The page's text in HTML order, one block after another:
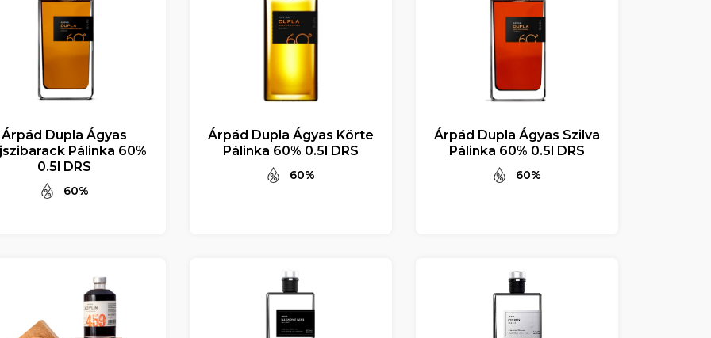
Árpád Dupla Ágyas
Pálinka 60%
0.5l DRS
60%
Árpád Dupla Ágyas Körte
Pálinka 60% 0.5l DRS
60%
Árpád Dupla Ágyas Szilva
Pálinka 60% 0.5l DRS
60%